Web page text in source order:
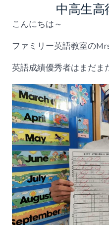
中高生高
こんにちは～
ファミリー英語教室の
英語成績優秀者はまだま